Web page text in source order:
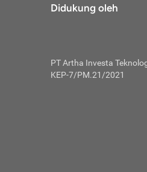
Mulai
kembali ideal.
utang
Didukung oleh
PT Artha Investa
KEP-7/PM.21/2021